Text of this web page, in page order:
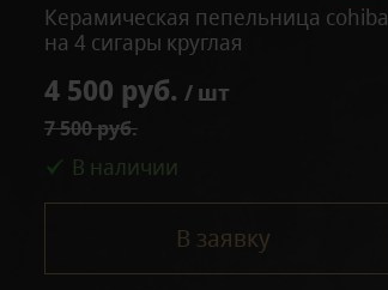
Керамическая пепельница cohiba
на 4 сигары круглая
4 500 руб. / шт
7 500 руб.
В наличии
В заявку